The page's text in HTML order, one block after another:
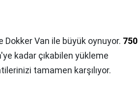
Dokker Van ile büyük oynuyor. 750
kadar çıkabilen yükleme
tamamen karşılıyor.